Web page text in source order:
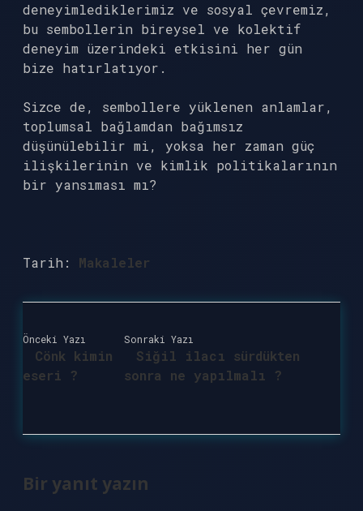
deneyimlediklerimiz ve sosyal çevremiz,
bu sembollerin bireysel ve kolektif
deneyim üzerindeki etkisini her gün
bize hatırlatıyor.
Sizce de, sembollere yüklenen anlamlar,
toplumsal bağlamdan bağımsız
düşünülebilir mi, yoksa her zaman güç
ilişkilerinin ve kimlik politikalarının
bir yansıması mı?
Tarih: Makaleler
Önceki Yazı
Cönk kimin
eseri ?
Sonraki Yazı
Siğil ilacı sürdükten
sonra ne yapılmalı ?
Bir yanıt yazın